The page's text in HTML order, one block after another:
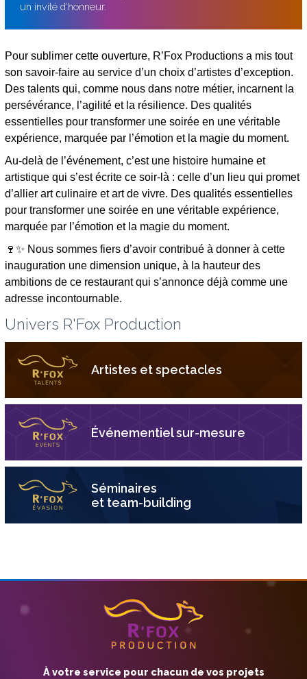
un invité d’honneur.
Pour sublimer cette ouverture, R’Fox Productions a mis tout
son savoir-faire au service d’un choix d’artistes d’exception.
Des talents qui, comme nous dans notre métier, incarnent la
persévérance, l’agilité et la résilience. Des qualités
essentielles pour transformer une soirée en une véritable
expérience, marquée par l’émotion et la magie du moment.
Au-delà de l’événement, c’est une histoire humaine et
artistique qui s’est écrite ce soir-là : celle d’un lieu qui promet
d’allier art culinaire et art de vivre. Des qualités essentielles
pour transformer une soirée en une véritable expérience,
marquée par l’émotion et la magie du moment.
🍷✨ Nous sommes fiers d’avoir contribué à donner à cette
inauguration une dimension unique, à la hauteur des
ambitions de ce restaurant qui s’annonce déjà comme une
adresse incontournable.
Univers R'Fox Production
Artistes et spectacles
Événementiel sur-mesure
Séminaires
et team-building
À votre service pour chacun de vos projets